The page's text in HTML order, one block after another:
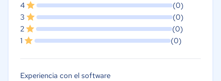
4
(0)
3
(0)
2
(0)
1
(0)
Experiencia con el software